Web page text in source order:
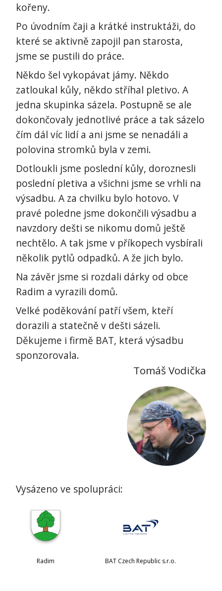
kořeny.
Po úvodním čaji a krátké instruktáži, do
které se aktivně zapojil pan starosta,
jsme se pustili do práce.
Někdo šel vykopávat jámy. Někdo
zatloukal kůly, někdo stříhal pletivo. A
jedna skupinka sázela. Postupně se ale
dokončovaly jednotlivé práce a tak sázelo
čím dál víc lidí a ani jsme se nenadáli a
polovina stromků byla v zemi.
Dotloukli jsme poslední kůly, doroznesli
poslední pletiva a všichni jsme se vrhli na
výsadbu. A za chvilku bylo hotovo. V
pravé poledne jsme dokončili výsadbu a
navzdory dešti se nikomu domů ještě
nechtělo. A tak jsme v příkopech vysbírali
několik pytlů odpadků. A že jich bylo.
Na závěr jsme si rozdali dárky od obce
Radim a vyrazili domů.
Velké poděkování patří všem, kteří
dorazili a statečně v dešti sázeli.
Děkujeme i firmě BAT, která výsadbu
sponzorovala.
Tomáš Vodička
Vysázeno ve spolupráci:
Radim BAT Czech Republic s.r.o.